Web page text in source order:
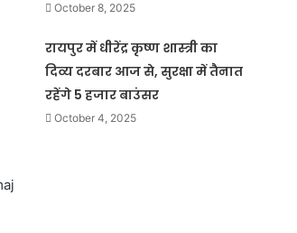
October 8, 2025
रायपुर में धीरेंद्र कृष्ण शास्त्री का
दिव्य दरबार आज से, सुरक्षा में तैनात
रहेंगे 5 हजार बाउंसर
October 4, 2025